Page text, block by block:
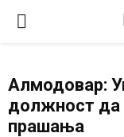
P
I
Алмодовар:
должност да
прашања